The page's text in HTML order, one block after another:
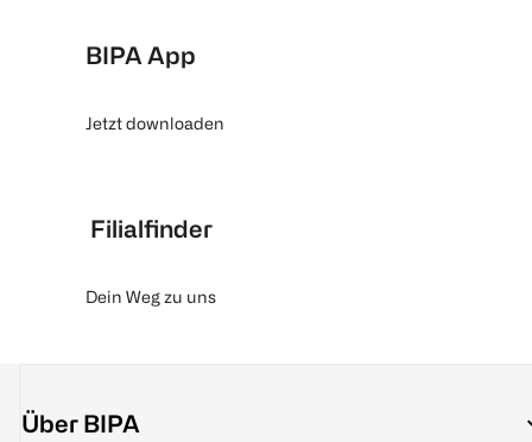
BIPA App
Jetzt downloaden
Filialfinder
Dein Weg zu uns
Über BIPA